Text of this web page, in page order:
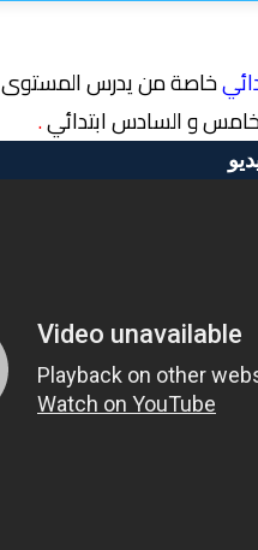
خاصة من يدرس المستوى
و السادس ابتدائي.